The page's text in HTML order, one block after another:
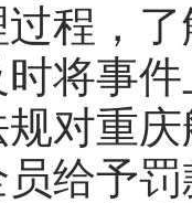
程，
将事
对重
给予